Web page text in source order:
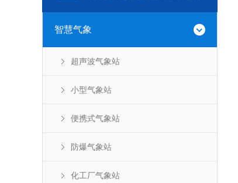
智慧气象
超声波气象站
小型气象站
便携式气象站
防爆气象站
化工厂气象站